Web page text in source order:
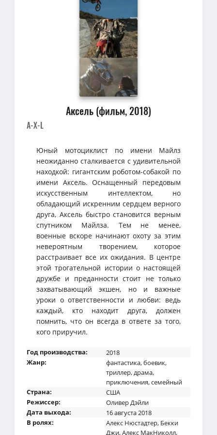
Аксель (фильм, 2018)
A-X-L
Юный мотоциклист по имени Майлз
неожиданно сталкивается с удивительной
находкой: гигантским роботом-собакой по
имени Аксель. Оснащенный передовым
искусственным интеллектом, но
обладающий искренним сердцем верного
друга, Аксель быстро становится верным
спутником Майлза. Тем не менее,
военные вскоре начинают охоту за этим
невероятным творением, которое
расстраивает все их ожидания. В центре
этой трогательной истории о настоящей
дружбе и преданности стоит не только
захватывающий экшен, но и важные
уроки о ответственности и любви: ведь
каждый, кто находит друга, должен
помнить, что он всегда в ответе за того,
кого приручил.
Год производства:
2018
Жанр:
фантастика,боевик,
триллер,драма,
приключения,семейный
Страна:
США
Режиссер:
Оливер Дэйли
Дата выхода:
16 августа 2018
В ролях:
Алекс Нюстадтер, Бекки
Джи,Алекс МакНиколл,